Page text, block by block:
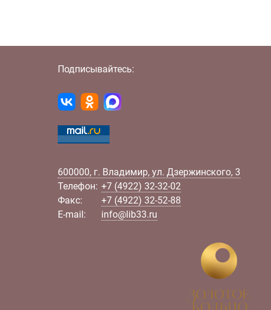
Подписывайтесь:
600000, г. Владимир, ул. Дзержинского, 3
Телефон: +7 (4922) 32-32-02
Факс:
+7 (4922) 32-52-88
E-mail:
info@lib33.ru